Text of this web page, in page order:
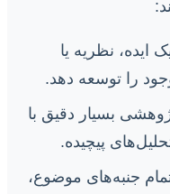
ایده، نظریه یا
را توسعه دهد.
بسیار دقیق با
پیچیده.
جنبه‌های موضوع،